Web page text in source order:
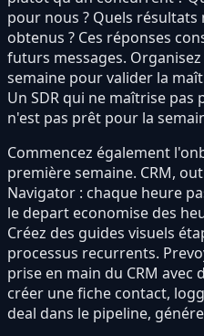
pour nous ? Quels
obtenus ? Ces réponses
futurs messages.
semaine pour valider la
Un SDR qui ne maîtrise
n'est pas prêt pour la
Commencez également
première semaine. CRM,
Navigator : chaque heure
le depart economise des
Créez des guides visuels
processus recurrents.
prise en main du CRM avec
créer une fiche contact,
deal dans le pipeline,